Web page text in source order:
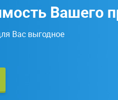
Вашего
Вас выгодное